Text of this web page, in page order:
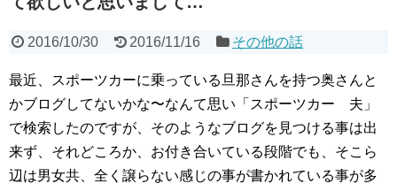
2016/10/30 2016/11/16 その他の話
最近、スポーツカーに乗っている旦那さんを持つ奥さんと
かブログしてないかな〜なんて思い「スポーツカー 夫」
で検索したのですが、そのようなブログを見つける事は出
来ず、それどころか、お付き合いている段階でも、そこら
辺は男女共、全く譲らない感じの事が書かれている事が多